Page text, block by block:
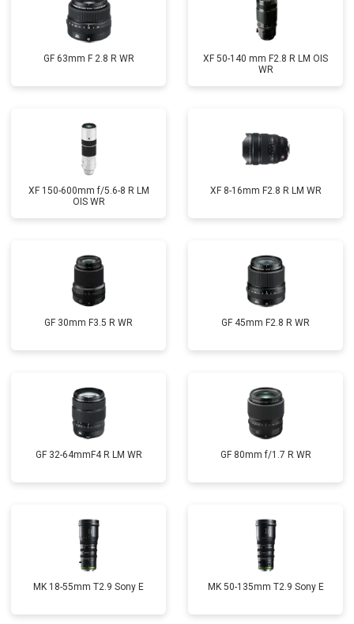
GF 63mm F 2.8 R WR
XF 50-140 mm F2.8 R LM OIS
WR
XF 150-600mm f/5.6-8 R LM
OIS WR
XF 8-16mm F2.8 R LM WR
GF 30mm F3.5 R WR GF 45mm F2.8 R WR
GF 32-64mmF4 R LM WR GF 80mm f/1.7 R WR
MK 18-55mm T2.9 Sony E MK 50-135mm T2.9 Sony E